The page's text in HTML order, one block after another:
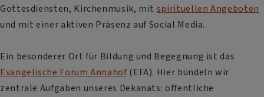
Gottesdiensten, Kirchenmusik, mit spirituellen Angeboten
und mit einer aktiven Präsenz auf Social Media.
Ein besonderer Ort für Bildung und Begegnung ist das
Evangelische Forum Annahof(EFA). Hier bündeln wir
zentrale Aufgaben unseres Dekanats: öffentliche